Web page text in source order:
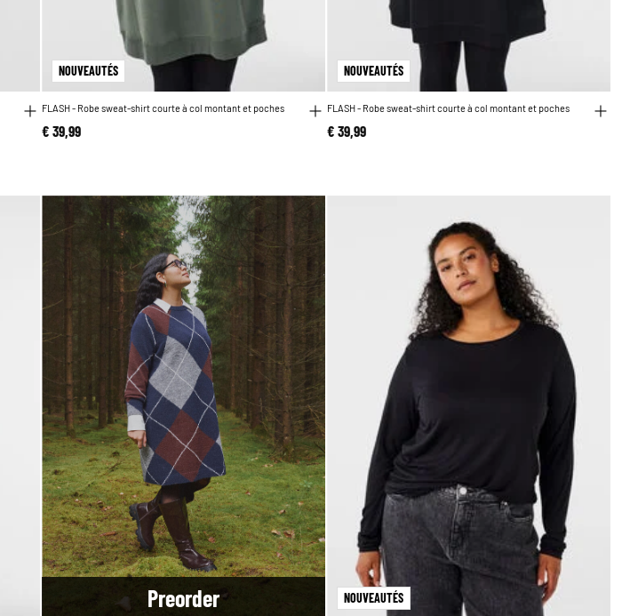
NOUVEAUTÉS
FLASH - Robe sweat-shirt courte à col montant et poches
€ 39,99
NOUVEAUTÉS
FLASH - Robe sweat-shirt courte à col montant et poches
€ 39,99
Preorder NOUVEAUTÉS